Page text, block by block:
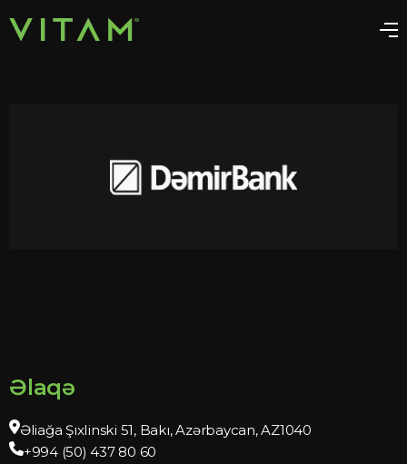
Əlaqə
Əliağa Şıxlinski 51, Bakı, Azərbaycan, AZ1040
+994 (50) 437 80 60